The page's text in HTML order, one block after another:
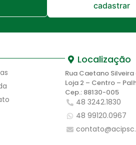
cadastrar
Localização
Rua Caetano
Loja 2 – Centro –
Cep.: 88130-005
48 3242.1830
48 99120.0967